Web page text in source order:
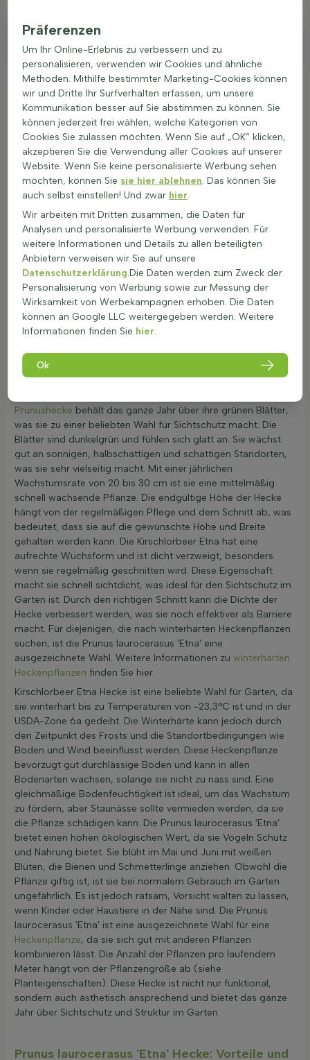
Prunus laurocerasus ‘Etna’ kaufen
Prunus laurocerasus 'Etna' Hecke ist eine beliebte Wahl für
den Garten. Diese Pflanze gehört zur Familie der
Rosengewächse und ist unter dem Namen Kirschlorbeer
bekannt. Der
Prunus
laurocerasus 'Etna' ist eine immergrüne
Pflanze, die das ganze Jahr über grün bleibt. Sie bietet viel
Privatsphäre, da sie blickdicht ist. Diese Heckenpflanze ist
sehr gut als Hecke geeignet und kann als hohe Hecke
Krankheitsresistenz, was sie pflegeleicht macht. Die Prunus
laurocerasus 'Etna' Hecke ist ideal für die Gestaltung von
Hecken, da sie schnell wächst und eine dichte Struktur bildet.
Sie kann auch als Solitärpflanze verwendet werden, um
Akzente im Garten zu setzen. Diese Heckenpflanze ist eine
ausgezeichnete Wahl für jeden, der eine pflegeleichte und
attraktive Hecke pflanzen möchte.
laurocerasus 'Etna' Hecke
Die Prunus laurocerasus 'Etna' ist eine immergrüne
Prunushecke behält das ganze Jahr über ihre grünen Blätter,
was sie zu einer beliebten Wahl für Sichtschutz macht. Die
Blätter sind dunkelgrün und fühlen sich glatt an. Sie wächst
gut an sonnigen, halbschattigen und schattigen Standorten,
was sie sehr vielseitig macht. Mit einer jährlichen
Wachstumsrate von 20 bis 30 cm ist sie eine mittelmäßig
schnell wachsende Pflanze. Die endgültige Höhe der Hecke
hängt von der regelmäßigen Pflege und dem Schnitt ab, was
bedeutet, dass sie auf die gewünschte Höhe und Breite
gehalten werden kann. Die Kirschlorbeer Etna hat eine
aufrechte Wuchsform und ist dicht verzweigt, besonders
wenn sie regelmäßig geschnitten wird. Diese Eigenschaft
macht sie schnell sichtdicht, was ideal für den Sichtschutz im
Garten ist. Durch den richtigen Schnitt kann die Dichte der
Hecke verbessert werden, was sie noch effektiver als Barriere
macht. Für diejenigen, die nach winterharten Heckenpflanzen
suchen, ist die Prunus laurocerasus 'Etna' eine
ausgezeichnete Wahl. Weitere Informationen zu winterharten
Heckenpflanzen finden Sie hier.
Kirschlorbeer Etna Hecke ist eine beliebte Wahl für Gärten, da
sie winterhart bis zu Temperaturen von -23,3°C ist und in der
USDA-Zone 6a gedeiht. Die Winterhärte kann jedoch durch
den Zeitpunkt des Frosts und die Standortbedingungen wie
Boden und Wind beeinflusst werden. Diese Heckenpflanze
bevorzugt gut durchlässige Böden und kann in allen
Bodenarten wachsen, solange sie nicht zu nass sind. Eine
gleichmäßige Bodenfeuchtigkeit ist ideal, um das Wachstum
zu fördern, aber Staunässe sollte vermieden werden, da sie
die Pflanze schädigen kann. Die Prunus laurocerasus 'Etna'
bietet einen hohen ökologischen Wert, da sie Vögeln Schutz
und Nahrung bietet. Sie blüht im Mai und Juni mit weißen
Blüten, die Bienen und Schmetterlinge anziehen. Obwohl die
Pflanze giftig ist, ist sie bei normalem Gebrauch im Garten
ungefährlich. Es ist jedoch ratsam, Vorsicht walten zu lassen,
wenn Kinder oder Haustiere in der Nähe sind. Die Prunus
laurocerasus 'Etna' ist eine ausgezeichnete Wahl für eine
Heckenpflanze, da sie sich gut mit anderen Pflanzen
kombinieren lässt. Die Anzahl der Pflanzen pro laufendem
Meter hängt von der Pflanzengröße ab (siehe
Planteigenschaften). Diese Hecke ist nicht nur funktional,
sondern auch ästhetisch ansprechend und bietet das ganze
Jahr über Sichtschutz und Struktur im Garten.
Prunus laurocerasus 'Etna' Hecke: Vorteile und
Präferenzen
Um Ihr Online-Erlebnis zu verbessern und zu
personalisieren, verwenden wir Cookies und ähnliche
Methoden. Mithilfe bestimmter Marketing-Cookies können
wir und Dritte Ihr Surfverhalten erfassen, um unsere
Kommunikation besser auf Sie abstimmen zu können. Sie
können jederzeit frei wählen, welche Kategorien von
Cookies Sie zulassen möchten. Wenn Sie auf „OK“ klicken,
akzeptieren Sie die Verwendung aller Cookies auf unserer
Website. Wenn Sie keine personalisierte Werbung sehen
möchten, können Sie sie hier ablehnen. Das können Sie
auch selbst einstellen! Und zwar hier.
Wir arbeiten mit Dritten zusammen, die Daten für
Analysen und personalisierte Werbung verwenden. Für
weitere Informationen und Details zu allen beteiligten
Anbietern verweisen wir Sie auf unsere
Datenschutzerklärung.Die Daten werden zum Zweck der
Personalisierung von Werbung sowie zur Messung der
Wirksamkeit von Werbekampagnen erhoben. Die Daten
können an Google LLC weitergegeben werden. Weitere
Informationen finden Sie hier.
Ok